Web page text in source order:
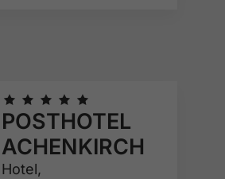
🞙 🞙 🞙 🞙 🞙
POSTHOTEL
ACHENKIRCH
Hotel,